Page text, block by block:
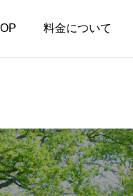
料金について
お知らせ